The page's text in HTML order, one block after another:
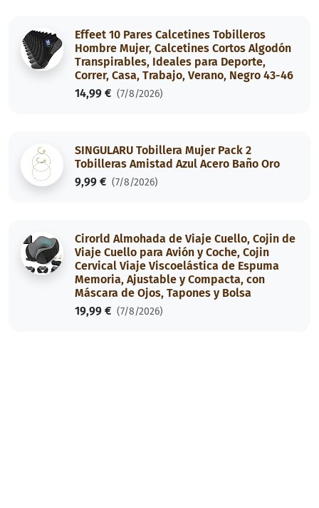
Effeet 10 Pares Calcetines Tobilleros
Hombre Mujer, Calcetines Cortos Algodón
Transpirables, Ideales para Deporte,
Correr, Casa, Trabajo, Verano, Negro 43-46
14,99 € (7/8/2026)
SINGULARU Tobillera Mujer Pack 2
Tobilleras Amistad Azul Acero Baño Oro
9,99 € (7/8/2026)
Cirorld Almohada de Viaje Cuello, Cojin de
Viaje Cuello para Avión y Coche, Cojin
Cervical Viaje Viscoelástica de Espuma
Memoria, Ajustable y Compacta, con
Máscara de Ojos, Tapones y Bolsa
19,99 € (7/8/2026)